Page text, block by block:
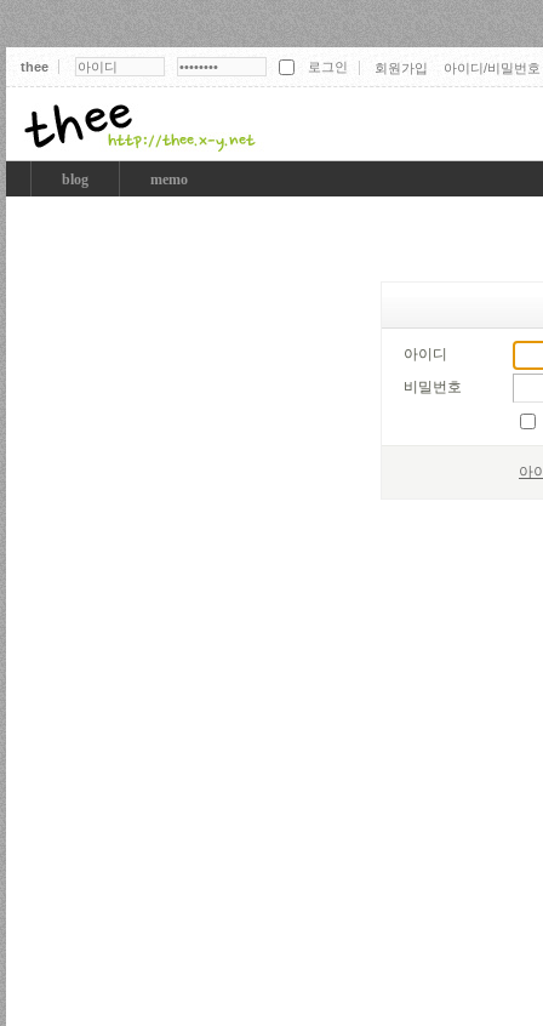
thee 회원가입 아이디/비밀번
blog memo
아이디
비밀번호
아